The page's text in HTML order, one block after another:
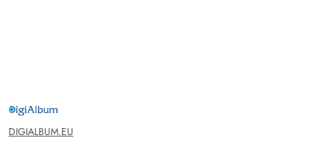
DIGIALBUM.EU
DIGIALBUM.EU